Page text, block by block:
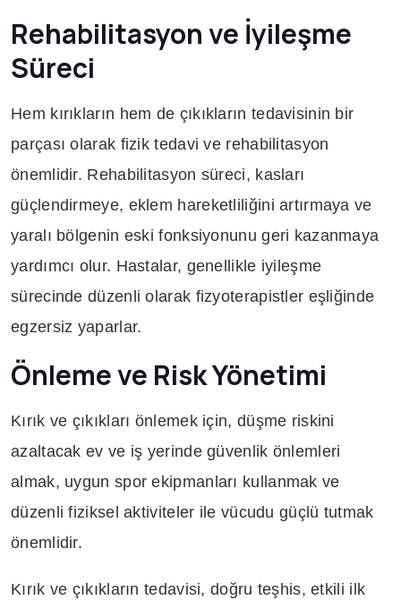
Rehabilitasyon ve İyileşme
Süreci
Hem kırıkların hem de çıkıkların tedavisinin bir
parçası olarak fizik tedavi ve rehabilitasyon
önemlidir. Rehabilitasyon süreci, kasları
güçlendirmeye, eklem hareketliliğini artırmaya ve
yaralı bölgenin eski fonksiyonunu geri kazanmaya
yardımcı olur. Hastalar, genellikle iyileşme
sürecinde düzenli olarak fizyoterapistler eşliğinde
egzersiz yaparlar.
Önleme ve Risk Yönetimi
Kırık ve çıkıkları önlemek için, düşme riskini
azaltacak ev ve iş yerinde güvenlik önlemleri
almak, uygun spor ekipmanları kullanmak ve
düzenli fiziksel aktiviteler ile vücudu güçlü tutmak
önemlidir.
Kırık ve çıkıkların tedavisi, doğru teşhis, etkili ilk